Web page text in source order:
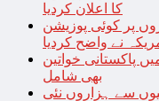
کا اعلان کردیا
پر کوئی پوزیشن
نے واضح کردیا
میں پاکستانی خواتین
بھی شامل
سے ہزاروں نئی